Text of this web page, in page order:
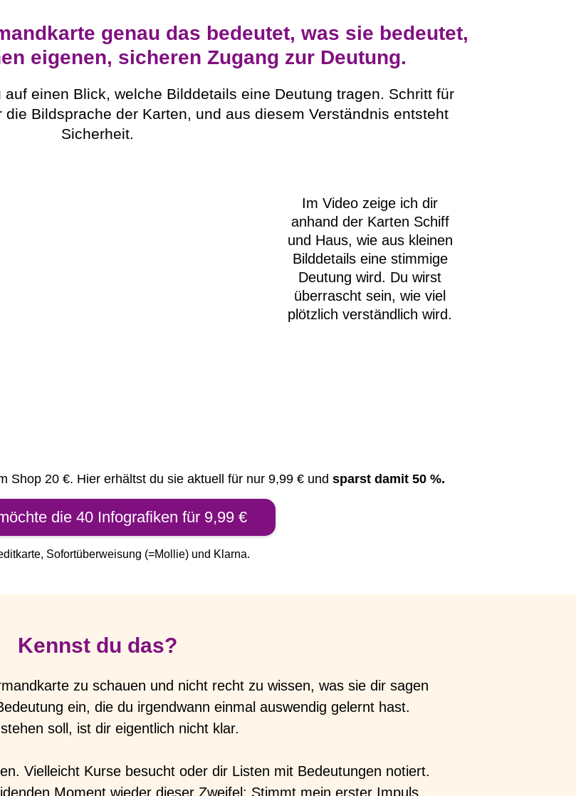
genau das bedeutet, was sie bedeutet,
eigenen, sicheren Zugang zur Deutung.
einen Blick, welche Bilddetails eine Deutung tragen. Schritt für
Bildsprache der Karten, und aus diesem Verständnis entsteht
Sicherheit.
Im Video zeige ich dir
anhand der Karten Schiff
und Haus, wie aus kleinen
Bilddetails eine stimmige
Deutung wird. Du wirst
überrascht sein, wie viel
plötzlich verständlich wird.
Shop 20 €. Hier erhältst du sie aktuell für nur 9,99 € und sparst damit 50 %.
die 40 Infografiken für 9,99 €
Sofortüberweisung (=Mollie) und Klarna.
Kennst du das?
zu schauen und nicht recht zu wissen, was sie dir sagen
ein, die du irgendwann einmal auswendig gelernt hast.
soll, ist dir eigentlich nicht klar.
Vielleicht Kurse besucht oder dir Listen mit Bedeutungen notiert.
Moment wieder dieser Zweifel: Stimmt mein erster Impuls